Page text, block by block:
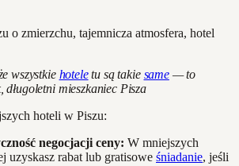
wszystkie hoteletu są takie same— to
mieszkaniec Pisza
hoteli w Piszu:
negocjacji ceny: W mniejszych
uzyskasz rabat lub gratisowe śniadanie, jeśli